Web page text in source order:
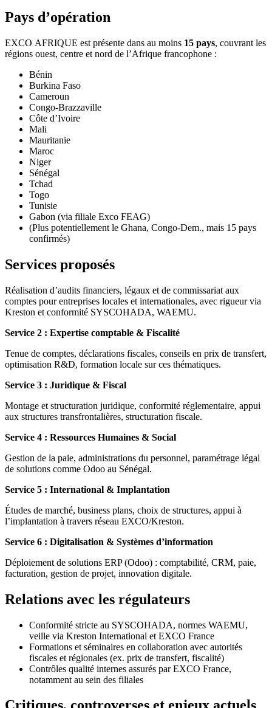
Pays d’opération
EXCO AFRIQUE est présente dans au moins 15 pays, couvrant les
régions ouest, centre et nord de l’Afrique francophone :
Bénin
Burkina Faso
Cameroun
Congo‑Brazzaville
Côte d’Ivoire
Mali
Mauritanie
Maroc
Niger
Sénégal
Tchad
Togo
Tunisie
Gabon (via filiale Exco FEAG)
(Plus potentiellement le Ghana, Congo-Dem., mais 15 pays
confirmés)
Services proposés
Réalisation d’audits financiers, légaux et de commissariat aux
comptes pour entreprises locales et internationales, avec rigueur via
Kreston et conformité SYSCOHADA, WAEMU.
Service 2 : Expertise comptable & Fiscalité
Tenue de comptes, déclarations fiscales, conseils en prix de transfert,
optimisation R&D, formation locale sur ces thématiques.
Service 3 : Juridique & Fiscal
Montage et structuration juridique, conformité réglementaire, appui
aux structures transfrontalières, structuration fiscale.
Service 4 : Ressources Humaines & Social
Gestion de la paie, administrations du personnel, paramétrage légal
de solutions comme Odoo au Sénégal.
Service 5 : International & Implantation
Études de marché, business plans, choix de structures, appui à
l’implantation à travers réseau EXCO/Kreston.
Service 6 : Digitalisation & Systèmes d’information
Déploiement de solutions ERP (Odoo) : comptabilité, CRM, paie,
facturation, gestion de projet, innovation digitale.
Relations avec les régulateurs
Conformité stricte au SYSCOHADA, normes WAEMU,
veille via Kreston International et EXCO France
Formations et séminaires en collaboration avec autorités
fiscales et régionales (ex. prix de transfert, fiscalité)
Contrôles qualité internes assurés par EXCO France,
notamment au sein des filiales